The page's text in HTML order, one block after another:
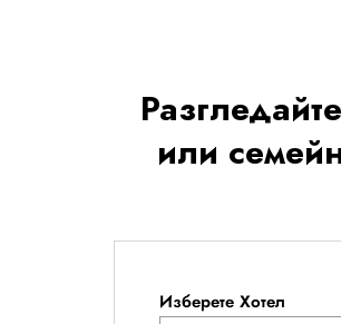
или
Изберете Хотел